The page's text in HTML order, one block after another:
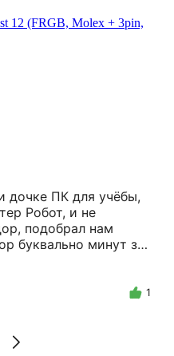
12 (FRGB, Molex + 3pin,
дочке ПК для учёбы,
Робот, и не
подобрал нам
буквально минут за
налом скидку
и успехов Вам в
1